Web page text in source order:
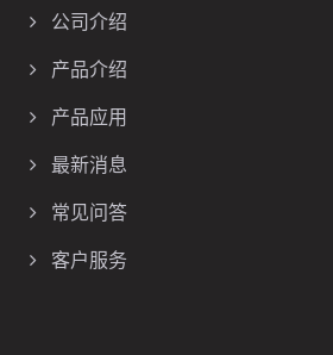
公司介绍
产品介绍
产品应用
最新消息
常见问答
客户服务